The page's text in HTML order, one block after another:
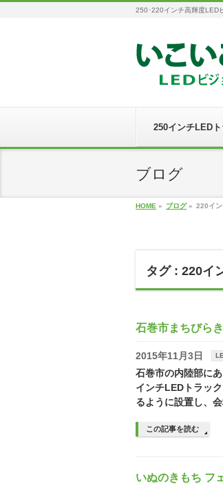
250･220インチ高輝度LED
250インチLED
ブログ
HOME » ブログ» 220イ
タグ : 220イ
石巻市まちびらき
2015年11月3日
石巻市の内陸部に
インチLEDトラッ
るように設置し、
この記事を読む
いぬのきもち フ